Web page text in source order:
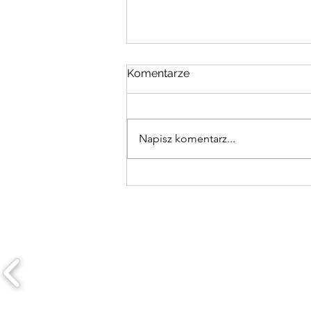
Komentarze
Napisz komentarz...